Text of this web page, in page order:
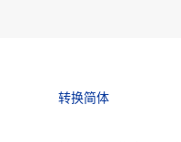
转换简体